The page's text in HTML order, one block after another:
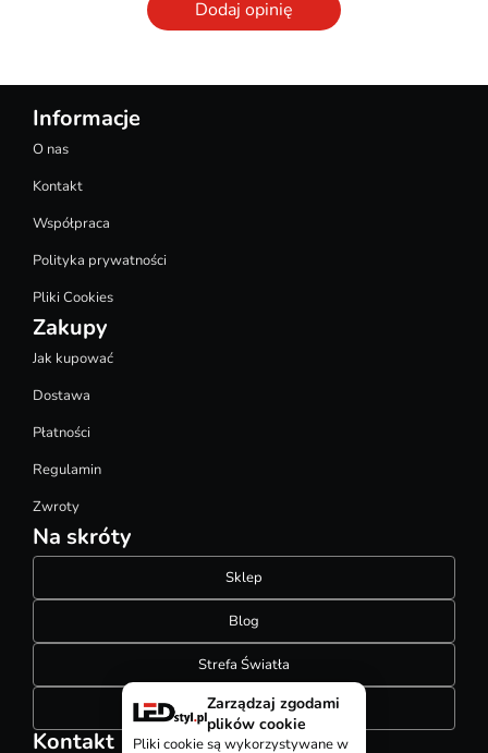
Dodaj opinię
Informacje
O nas
Kontakt
Współpraca
Polityka prywatności
Pliki Cookies
Zakupy
Jak kupować
Dostawa
Płatności
Regulamin
Zwroty
Na skróty
Sklep
Blog
Strefa Światła
Konfigurator szynoprzewodów
Kontakt
Zarządzaj zgodami
plików cookie
Pliki cookie są wykorzystywane w